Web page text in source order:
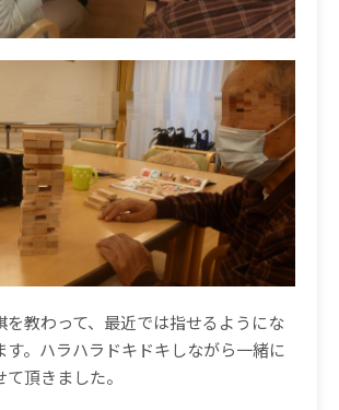
を教わって、最近では指せるようにな
す。ハラハラドキドキしながら一緒に
頂きました。